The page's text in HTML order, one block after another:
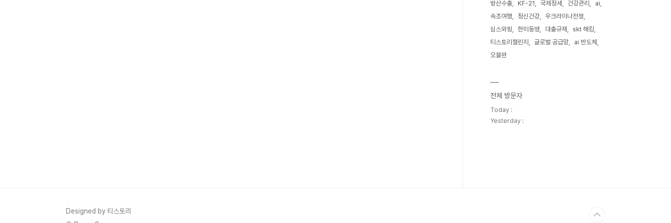
방산수출
KF-21 국제정세 건강관리
ai
속초여행
정신건강
우크라이나전쟁
심스와핑
한미동맹 대출규제
skt 해킹
티스토리챌린지
글로벌 공급망
ai 반도체
오블완
전체 방문자
Today :
Yesterday :
Designed by 티스토리